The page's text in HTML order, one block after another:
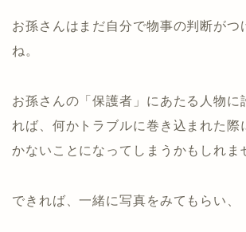
お孫さんはまだ自分で物事の判断がつ
ね。
お孫さんの「保護者」にあたる人物に
れば、何かトラブルに巻き込まれた際
かないことになってしまうかもしれま
できれば、一緒に写真をみてもらい、